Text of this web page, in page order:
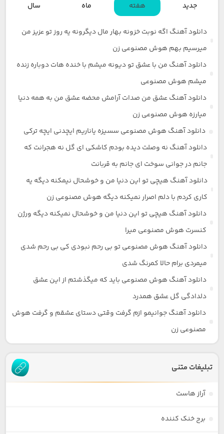
جدید هفته ماه سال
دانلود آهنگ اگه نوبت خزونه بهار مال دیگرونه یه روز تو عزیز من
میرسیم بهم هوش مصنوعی زن
دانلود آهنگ من با عشق تو دیونه میشم با خنده هات دوباره زنده
میشم هوش مصنوعی
دانلود آهنگ عشق من صدات آرامش محضه عشق من به همه دنیا
میارزه هوش مصنوعی زن
دانلود آهنگ هوش مصنوعی سسیزه یاناریم ایچدنی ایچه ترکی
دانلود آهنگ نه وصلت دیده بودم کاشکی ای گل نه هجرانت که
جانم در جوانی سوخت ای جانم به قربانت
دانلود آهنگ هیچی تو این دنیا من و خوشحال نیمکنه دیگه یه
کاری کردم با دلم اصرار نمیکنه دیگه هوش مصنوعی زن
دانلود آهنگ هیچی تو این دنیا من و خوشحال نمیکنه دیگه ورژن
کنسرت هوش مصنوعی میرا
دانلود آهنگ هوش مصنوعی تو بی رحم نبودی کی بی رحم شدی
میمردی برام حالا کمرنگ شدی
دانلود آهنگ هوش مصنوعی باید که میگذشتم از این عشق
دلدادگی گل عشق همدرد
دانلود آهنگ جوانیمو ازم گرفت وقتی دستای عشقم و گرفت هوش
مصنوعی زن
تبلیغات متنی
آراز هاست
برج خنک کننده